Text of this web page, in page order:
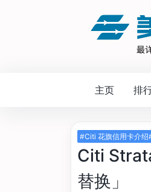
主页 排
#Citi 花旗信用卡介绍
Citi
替换」